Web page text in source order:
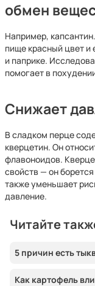
обмен
Например,
пище красный цвет и
и паприке.
помогает в
Снижает
В сладком перце
кверцетин. Он
флавоноидов.
свойств — он
также уменьшает
давление.
Читайте
5 причин есть
Как картофель